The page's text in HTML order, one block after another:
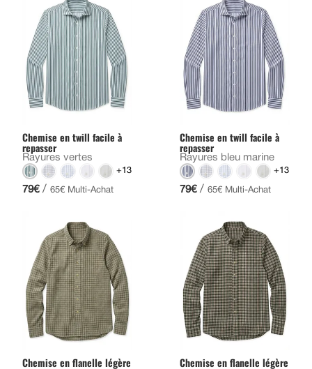
Chemise en twill facile à
repasser
Rayures vertes
+13
79€ / 65€ Multi-Achat
Chemise en twill facile à
repasser
Rayures bleu marine
+13
79€ / 65€ Multi-Achat
Chemise en flanelle légère Chemise en flanelle légère